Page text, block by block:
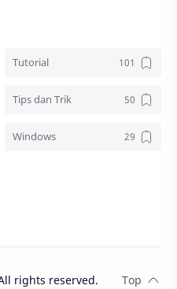
Tutorial
Tips dan Trik
Windows
Samsung
Desain
rights reserved.